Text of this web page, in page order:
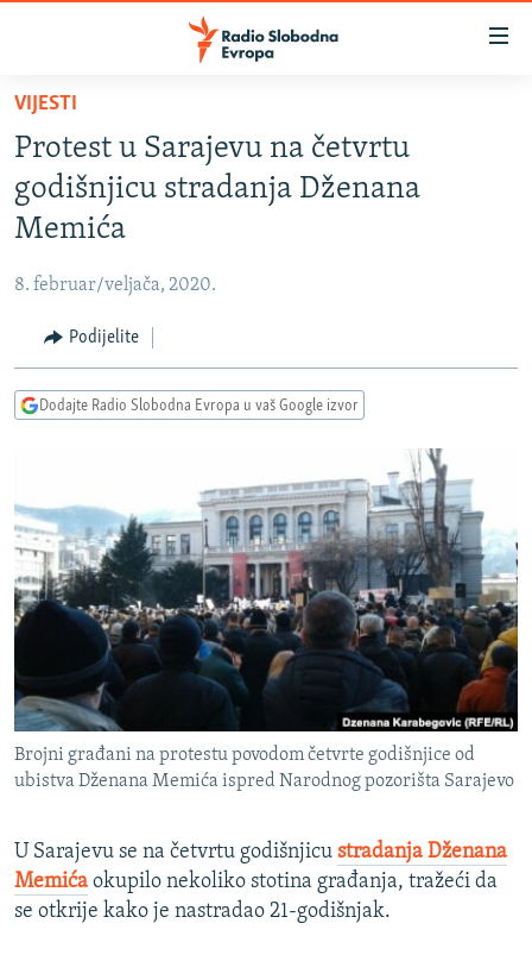
Pređite
glavni
sadržaj
Pređite
na
glavnu
Pređite
na
pretragu
BOSNA I HERCEGOVINA
SRBIJA
CRNA GORA
VIZUELNO
RAT U UKRAJINI
RSE PRIČE IZ SVIJETA
ISPRIČAJ MI
DNEVNO@RSE
SPECIJALI RSE
VIŠE OD NASLOVA
GENOCID U SREBRENICI
POPLAVE I KLIZIŠTA U BIH 2024.
POST SCRIPTUM
MOJA EVROPA
PRATITE NAS
VIJESTI
Protest u Sarajevu na četvrtu
godišnjicu stradanja Dženana
Memića
8. februar/veljača, 2020.
Podijelite
Dodajte Radio Slobodna Evropa u vaš Google izvor
Brojni građani na protestu povodom četvrte godišnjice od
ubistva Dženana Memića ispred Narodnog pozorišta Sarajevo
U Sarajevu se na četvrtu godišnjicu stradanja Dženana
Memića okupilo nekoliko stotina građanja, tražeći da
se otkrije kako je nastradao 21-godišnjak.